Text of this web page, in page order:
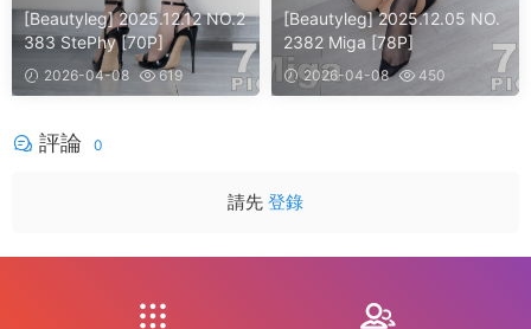
[Beautyleg] 2025.12.12 NO.2
383 StePhy [70P]
2026-04-08 619
[Beautyleg] 2025.12.05 NO.
2382 Miga [78P]
2026-04-08 450
評論 0
請先 登錄